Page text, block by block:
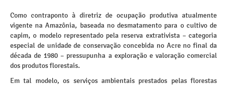
Como contraponto à diretriz de ocupação produtiva atualmente
vigente na Amazônia, baseada no desmatamento para o cultivo de
capim, o modelo representado pela reserva extrativista – categoria
especial de unidade de conservação concebida no Acre no final da
década de 1980 – pressupunha a exploração e valoração comercial
dos produtos florestais.
Em tal modelo, os serviços ambientais prestados pelas florestas